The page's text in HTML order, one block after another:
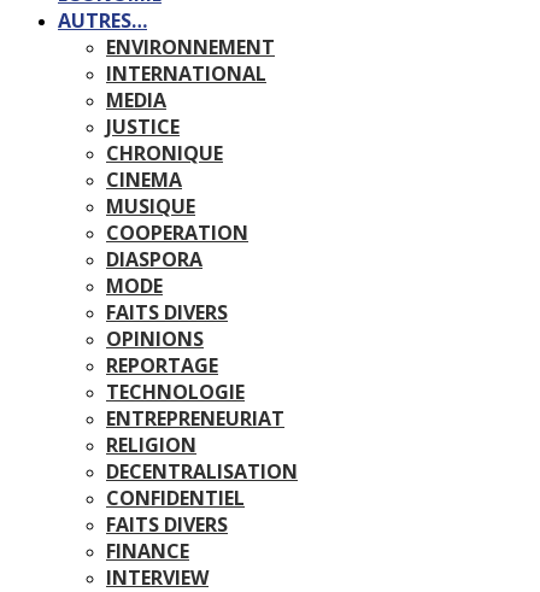
AUTRES…
ENVIRONNEMENT
INTERNATIONAL
MEDIA
JUSTICE
CHRONIQUE
CINEMA
MUSIQUE
COOPERATION
DIASPORA
MODE
FAITS DIVERS
OPINIONS
REPORTAGE
TECHNOLOGIE
ENTREPRENEURIAT
RELIGION
DECENTRALISATION
CONFIDENTIEL
FAITS DIVERS
FINANCE
INTERVIEW